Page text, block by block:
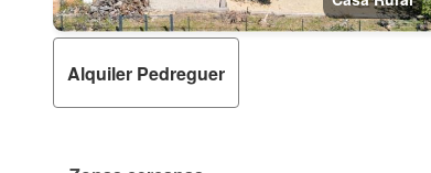
Alquiler Pedreguer